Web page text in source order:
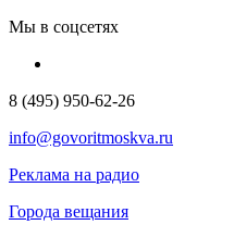
Мы в соцсетях
8 (495) 950-62-26
info@govoritmoskva.ru
Реклама на радио
Города вещания